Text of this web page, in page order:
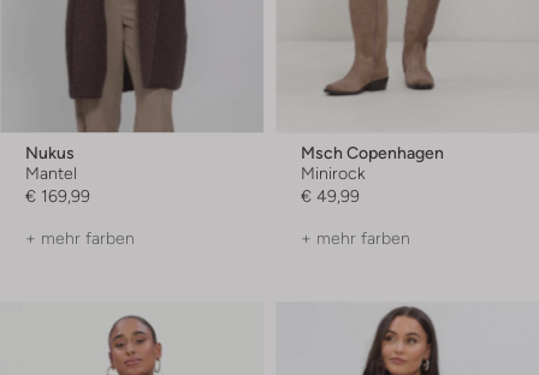
Nukus
Mantel
€ 169,99
+ mehr farben
Msch Copenhagen
Minirock
€ 49,99
+ mehr farben